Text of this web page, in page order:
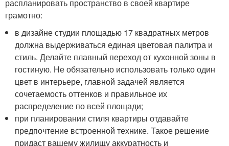
распланировать пространство в своей квартире
грамотно:
в дизайне студии площадью 17 квадратных метров
должна выдерживаться единая цветовая палитра и
стиль. Делайте плавный переход от кухонной зоны в
гостиную. Не обязательно использовать только один
цвет в интерьере, главной задачей является
сочетаемость оттенков и правильное их
распределение по всей площади;
при планировании стиля квартиры отдавайте
предпочтение встроенной технике. Такое решение
придаст вашему жилищу аккуратность и